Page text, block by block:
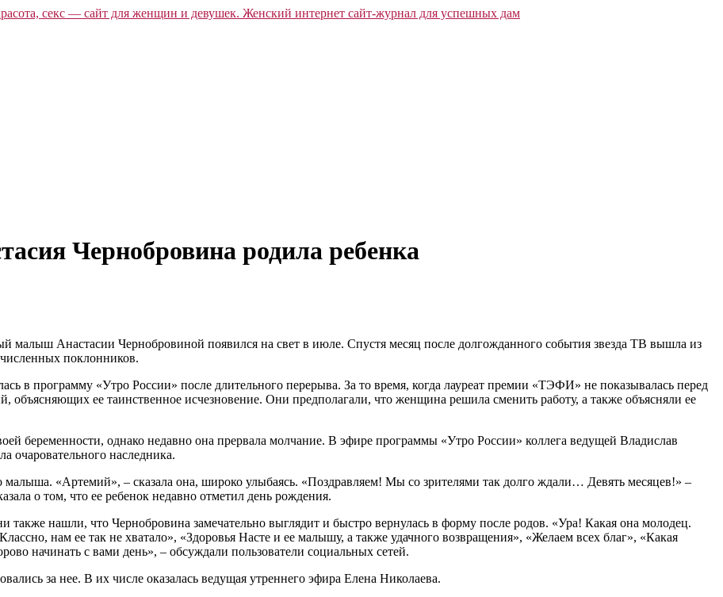
Чернобровина родила ребенка
Анастасии Чернобровиной появился на свет в июле. Спустя месяц после долгожданного события звезда ТВ вышла из
поклонников.
в программу «Утро России» после длительного перерыва. За то время, когда лауреат премии «ТЭФИ» не показывалась перед
объясняющих ее таинственное исчезновение. Они предполагали, что женщина решила сменить работу, а также объясняли ее
беременности, однако недавно она прервала молчание. В эфире программы «Утро России» коллега ведущей Владислав
очаровательного наследника.
малыша. «Артемий», – сказала она, широко улыбаясь. «Поздравляем! Мы со зрителями так долго ждали… Девять месяцев!» –
о том, что ее ребенок недавно отметил день рождения.
нашли, что Чернобровина замечательно выглядит и быстро вернулась в форму после родов. «Ура! Какая она молодец.
нам ее так не хватало», «Здоровья Насте и ее малышу, а также удачного возвращения», «Желаем всех благ», «Какая
начинать с вами день», – обсуждали пользователи социальных сетей.
за нее. В их числе оказалась ведущая утреннего эфира Елена Николаева.